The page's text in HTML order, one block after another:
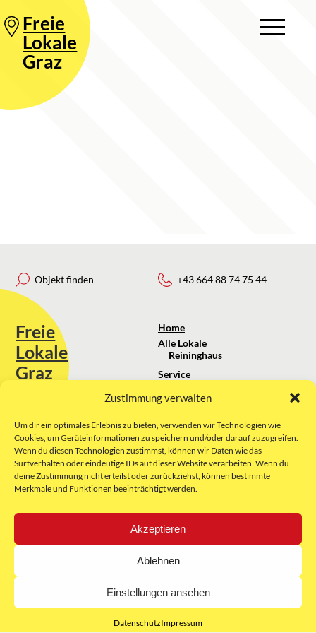
Zustimmung verwalten
Um dir ein optimales Erlebnis zu bieten, verwenden wir Technologien wie
Cookies, um Geräteinformationen zu speichern und/oder darauf zuzugreifen.
Wenn du diesen Technologien zustimmst, können wir Daten wie das
Surfverhalten oder eindeutige IDs auf dieser Website verarbeiten. Wenn du
deine Zustimmung nicht erteilst oder zurückziehst, können bestimmte
Merkmale und Funktionen beeinträchtigt werden.
Akzeptieren
Ablehnen
Einstellungen ansehen
DatenschutzImpressum
Freie
Lokale
Graz
Objekt finden
Freie
Lokale
Graz
Sie erreichen uns unter:
kontakt@freielokale-graz.at
Website by Rubikon Werbeagentur
GmbH
+43 664 88 74 75 44
Home
Alle Lokale
Reininghaus
Service
Über uns
Impressum
AGB
Datenschutz
E-Mail